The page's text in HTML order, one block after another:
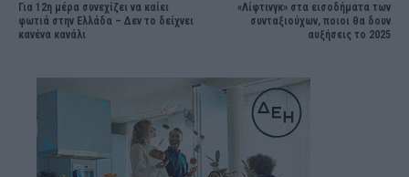
Για 12η μέρα συνεχίζει να καίει
φωτιά στην Ελλάδα – Δεν το δείχνει
κανένα κανάλι
«Λίφτινγκ» στα εισοδήματα των
συνταξιούχων, ποιοι θα δουν
αυξήσεις το 2025